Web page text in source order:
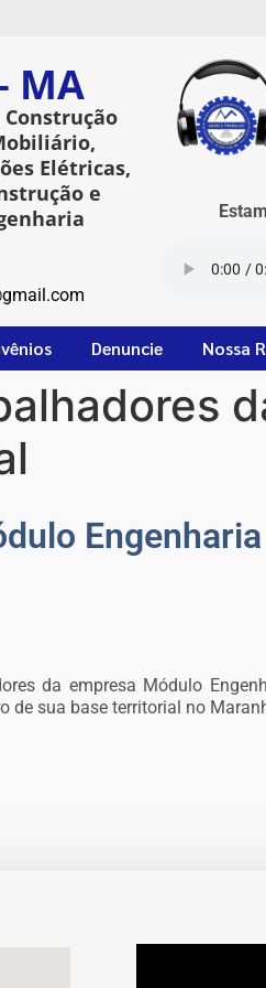
MA
Elétricas,
e
Denuncie Nossa
da empresa Módulo
de sua base territorial no